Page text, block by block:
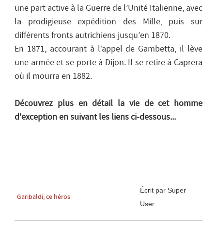
une part active à la Guerre de l’Unité Italienne, avec
la prodigieuse expédition des Mille, puis sur
différents fronts autrichiens jusqu’en 1870.
En 1871, accourant à l’appel de Gambetta, il lève
une armée et se porte à Dijon. Il se retire à Caprera
où il mourra en 1882.
Découvrez plus en détail la vie de cet homme
d'exception en suivant les liens ci-dessous...
Garibaldi, ce héros
Écrit par Super
User